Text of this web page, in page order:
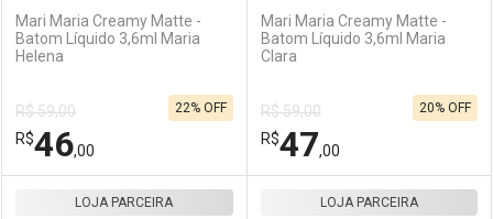
Comprar sem Desconto
Por R$ 47,00/cada
Comprar sem Desconto
Por R$ 47,00/cada
Comprar sem Desconto
Por R$ 47,00/cada
Comprar sem Desconto
Por R$ 47,00/cada
Mari Maria Creamy Matte -
Batom Líquido 3,6ml Maria
Helena
R$ 59,00
R$46,00
22% OFF
Mari Maria Creamy Matte -
Batom Líquido 3,6ml Maria
Clara
R$ 59,00
R$47,00
20% OFF
LOJA PARCEIRA LOJA PARCEIRA